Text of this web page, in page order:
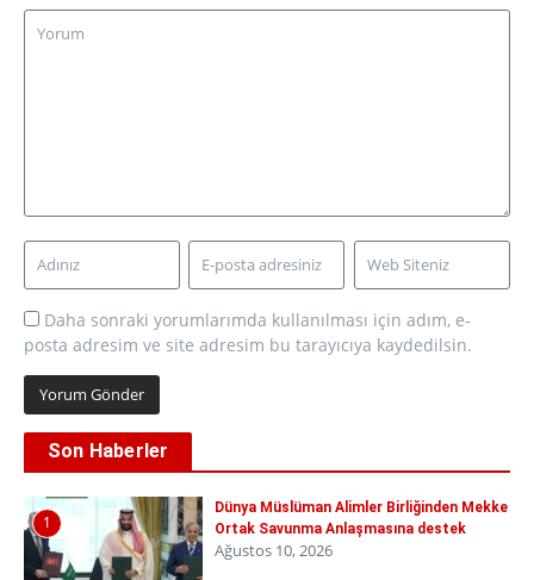
Daha sonraki yorumlarımda kullanılması için adım, e-
posta adresim ve site adresim bu tarayıcıya kaydedilsin.
Son Haberler
1
Dünya Müslüman Alimler Birliğinden Mekke
Ortak Savunma Anlaşmasına destek
Ağustos 10, 2026